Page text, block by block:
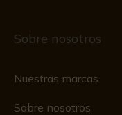
Sobre nosotros
Nuestras marcas
Sobre nosotros